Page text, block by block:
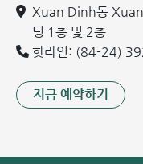
Xuan Dinh동
딩 1층 및 2층
핫라인: (84-24)
지금 예약하기